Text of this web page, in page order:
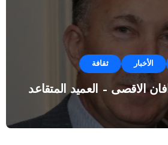
الأخبار ثقافة
الاقصى – العميد المتقاعد